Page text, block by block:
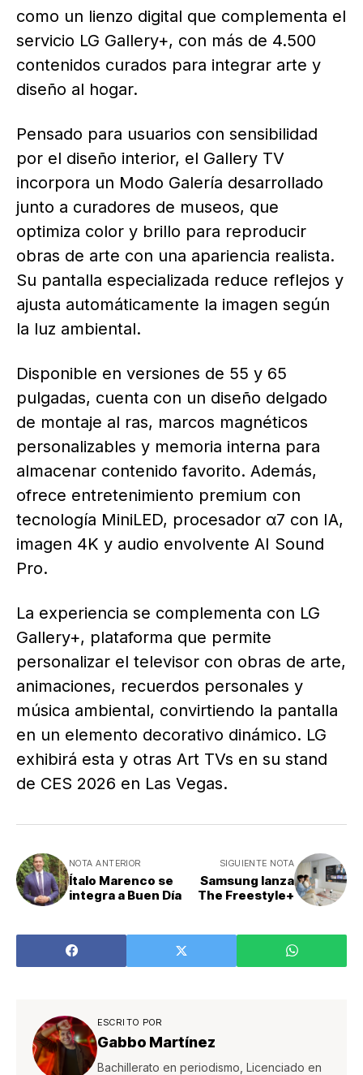
como un lienzo digital que complementa el
servicio LG Gallery+, con más de 4.500
contenidos curados para integrar arte y
diseño al hogar.
Pensado para usuarios con sensibilidad
por el diseño interior, el Gallery TV
incorpora un Modo Galería desarrollado
junto a curadores de museos, que
optimiza color y brillo para reproducir
obras de arte con una apariencia realista.
Su pantalla especializada reduce reflejos y
ajusta automáticamente la imagen según
la luz ambiental.
Disponible en versiones de 55 y 65
pulgadas, cuenta con un diseño delgado
de montaje al ras, marcos magnéticos
personalizables y memoria interna para
almacenar contenido favorito. Además,
ofrece entretenimiento premium con
tecnología MiniLED, procesador α7 con IA,
imagen 4K y audio envolvente AI Sound
Pro.
La experiencia se complementa con LG
Gallery+, plataforma que permite
personalizar el televisor con obras de arte,
animaciones, recuerdos personales y
música ambiental, convirtiendo la pantalla
en un elemento decorativo dinámico. LG
exhibirá esta y otras Art TVs en su stand
de CES 2026 en Las Vegas.
NOTA ANTERIOR
Ítalo Marenco se
integra a Buen Día
SIGUIENTE NOTA
Samsung lanza
The Freestyle+
ESCRITO POR
Gabbo Martínez
Bachillerato en periodismo, Licenciado en